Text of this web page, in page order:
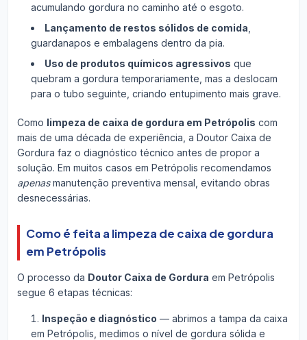
acumulando gordura no caminho até o esgoto.
Lançamento de restos sólidos de comida
guardanapos e embalagens dentro da pia.
Uso de produtos químicos agressivos que
quebram a gordura temporariamente, mas a deslocam
para o tubo seguinte, criando entupimento mais grave.
Como limpeza de caixa de gordura em Petrópolis com
mais de uma década de experiência, a Doutor Caixa de
Gordura faz o diagnóstico técnico antes de propor a
solução. Em muitos casos em Petrópolis recomendamos
apenasmanutenção preventiva mensal, evitando obras
desnecessárias.
Como é feita a limpeza de caixa de gordura
em Petrópolis
O processo da Doutor Caixa de Gordura em Petrópolis
segue 6 etapas técnicas:
Inspeção e diagnóstico — abrimos a tampa da caixa
em Petrópolis, medimos o nível de gordura sólida e